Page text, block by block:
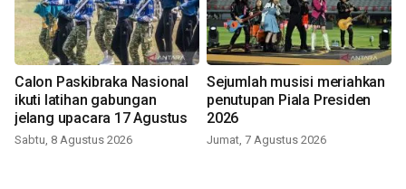
Calon Paskibraka Nasional
ikuti latihan gabungan
jelang upacara 17 Agustus
Sabtu, 8 Agustus 2026
Sejumlah musisi meriahkan
penutupan Piala Presiden
2026
Jumat, 7 Agustus 2026